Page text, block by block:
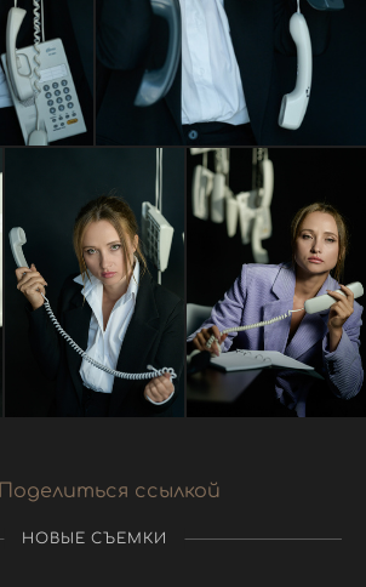
Поделиться ссылкой
НОВЫЕ СЪЕМКИ